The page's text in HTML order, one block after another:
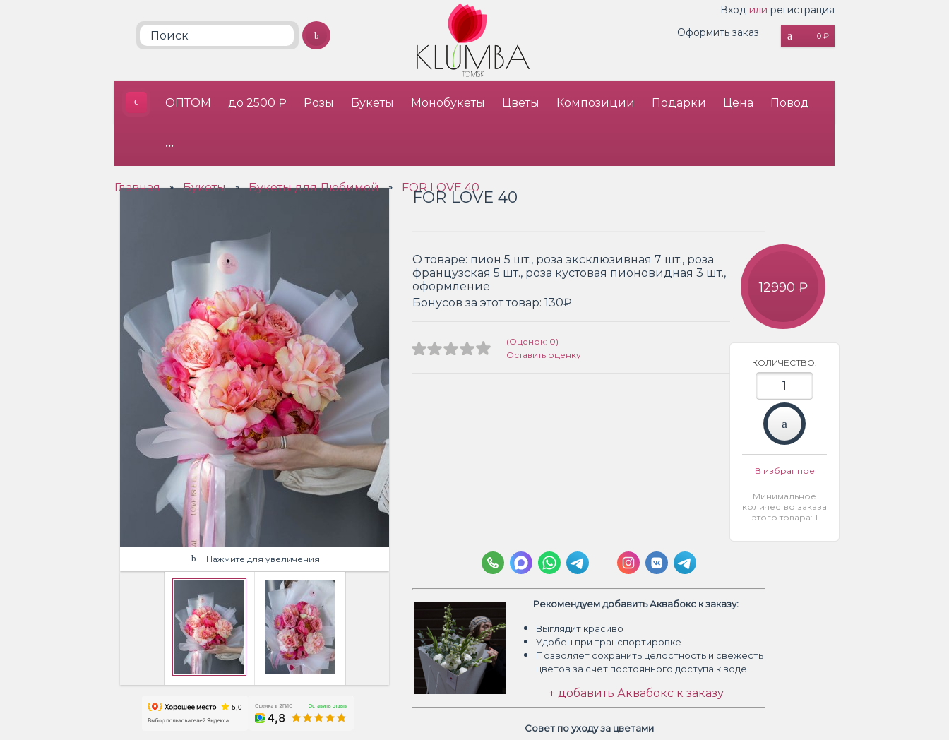
Вход или регистрация
0 ₽
Оформить заказ
ОПТОМ до 2500 ₽ Розы Букеты Монобукеты Цветы Композиции Подарки Цена Повод
•••
Главная » Букеты » Букеты для Любимой » FOR LOVE 40
Нажмите для увеличения
FOR LOVE 40
О товаре: пион 5 шт., роза эксклюзивная 7 шт., роза
французская 5 шт., роза кустовая пионовидная 3 шт.,
оформление
Бонусов за этот товар: 130₽
(Оценок: 0)
Оставить оценку
12990 ₽
КОЛИЧЕСТВО:
В избранное
Минимальное
количество заказа
этого товара: 1
Рекомендуем добавить Аквабокс к заказу:
Выглядит красиво
Удобен при транспортировке
Позволяет сохранить целостность и свежесть
цветов за счет постоянного доступа к воде
+ добавить Аквабокс к заказу
Совет по уходу за цветами